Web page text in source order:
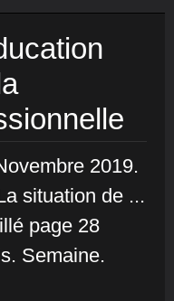
2019.
situation de ...
page 28
Semaine.